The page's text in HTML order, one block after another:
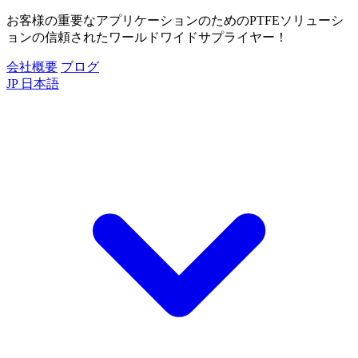
お客様の重要なアプリケーションのためのPTFEソリューシ
ョンの信頼されたワールドワイドサプライヤー！
会社概要 ブログ
JP 日本語